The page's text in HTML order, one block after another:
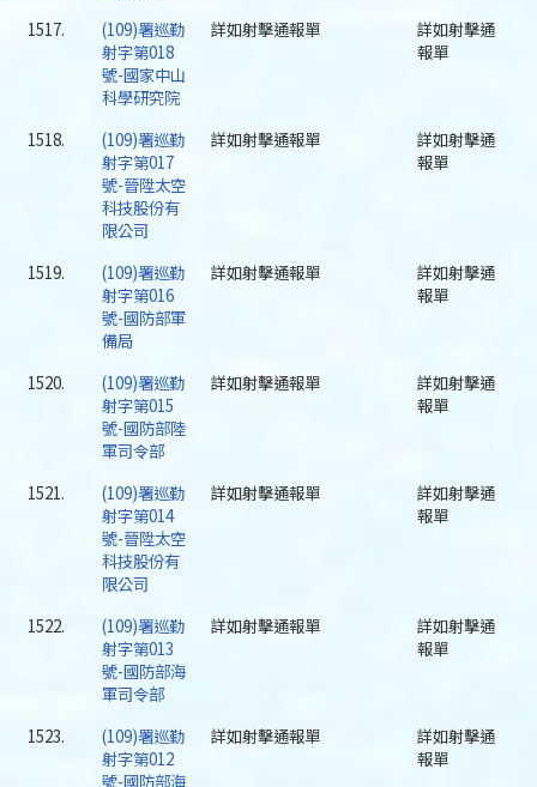
1517.
(109)署巡勤
射字第018
號-國家中山
科學研究院
詳如射擊通報單
詳如射擊通
報單
1518.
(109)署巡勤
射字第017
號-晉陞太空
科技股份有
限公司
詳如射擊通報單
詳如射擊通
報單
1519.
(109)署巡勤
射字第016
號-國防部軍
備局
詳如射擊通報單
詳如射擊通
報單
1520.
(109)署巡勤
射字第015
號-國防部陸
軍司令部
詳如射擊通報單
詳如射擊通
報單
1521.
(109)署巡勤
射字第014
號-晉陞太空
科技股份有
限公司
詳如射擊通報單
詳如射擊通
報單
1522.
(109)署巡勤
射字第013
號-國防部海
軍司令部
詳如射擊通報單
詳如射擊通
報單
1523.
(109)署巡勤
射字第012
號-國防部海
詳如射擊通報單
詳如射擊通
報單